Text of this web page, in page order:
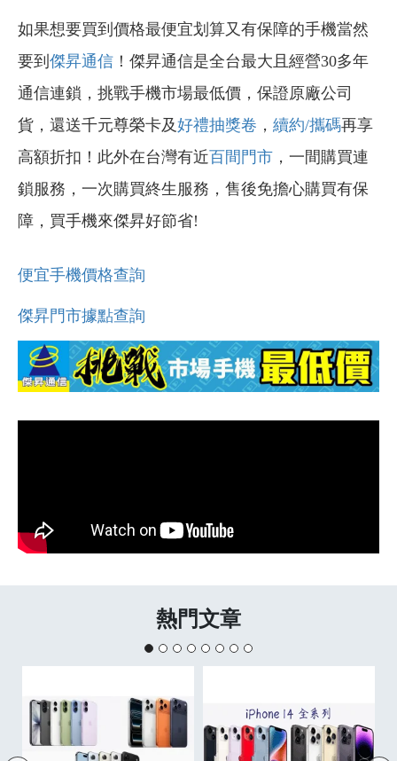
如果想要買到價格最便宜划算又有保障的手機當然
要到 傑昇通信 ！傑昇通信是全台最大且經營30多年
通信連鎖，挑戰手機市場最低價，保證原廠公司
貨，還送千元尊榮卡及好禮抽獎卷 ， 續約/攜碼再享
高額折扣！此外在台灣有近百間門市 ，一間購買連
鎖服務，一次購買終生服務，售後免擔心購買有保
障，買手機來傑昇好節省!
便宜手機價格查詢
傑昇門市據點查詢
熱門文章